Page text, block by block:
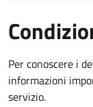
Per conoscere i
informazioni
servizio.